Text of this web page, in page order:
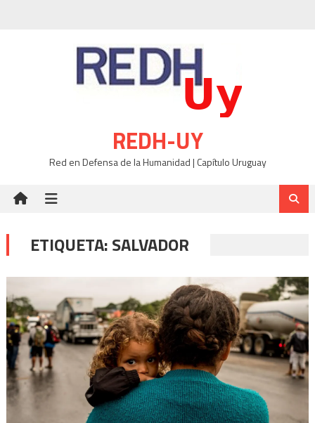
REDH-UY
Red en Defensa de la Humanidad | Capítulo Uruguay
ETIQUETA:SALVADOR